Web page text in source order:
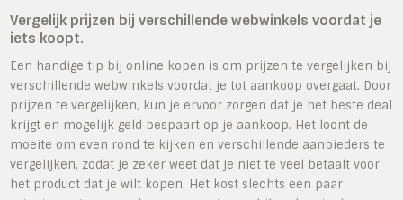
Vergelijk prijzen bij verschillende webwinkels voordat je
iets koopt.
Een handige tip bij online kopen is om prijzen te vergelijken bij
verschillende webwinkels voordat je tot aankoop overgaat. Door
prijzen te vergelijken, kun je ervoor zorgen dat je het beste deal
krijgt en mogelijk geld bespaart op je aankoop. Het loont de
moeite om even rond te kijken en verschillende aanbieders te
vergelijken, zodat je zeker weet dat je niet te veel betaalt voor
het product dat je wilt kopen. Het kost slechts een paar